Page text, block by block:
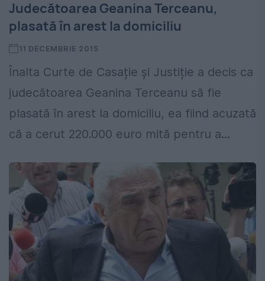
Judecătoarea Geanina Terceanu,
plasată în arest la domiciliu
11 DECEMBRIE 2015
Înalta Curte de Casație și Justiție a decis ca
judecătoarea Geanina Terceanu să fie
plasată în arest la domiciliu, ea fiind acuzată
că a cerut 220.000 euro mită pentru a...